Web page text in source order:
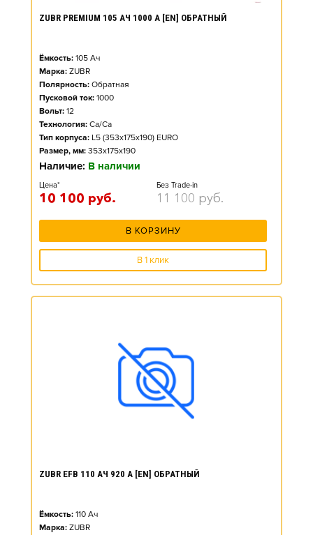
ZUBR PREMIUM 105 АЧ 1000 А [EN] ОБРАТНЫЙ
Ёмкость: 105 Ач
Марка: ZUBR
Полярность: Обратная
Пусковой ток: 1000
Вольт: 12
Технология: Ca/Ca
Тип корпуса: L5 (353x175x190) EURO
Размер, мм: 353x175x190
Наличие: В наличии
Цена*
10 100 руб.
Без Trade-in
11 100 руб.
В КОРЗИНУ
В 1 клик
ZUBR EFB 110 АЧ 920 А [EN] ОБРАТНЫЙ
Ёмкость: 110 Ач
Марка: ZUBR